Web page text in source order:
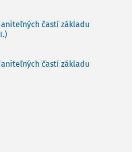
častí základu
častí základu